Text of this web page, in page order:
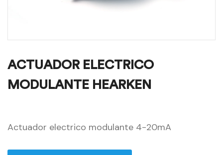
ACTUADOR ELECTRICO
MODULANTE HEARKEN
Actuador electrico modulante 4-20mA